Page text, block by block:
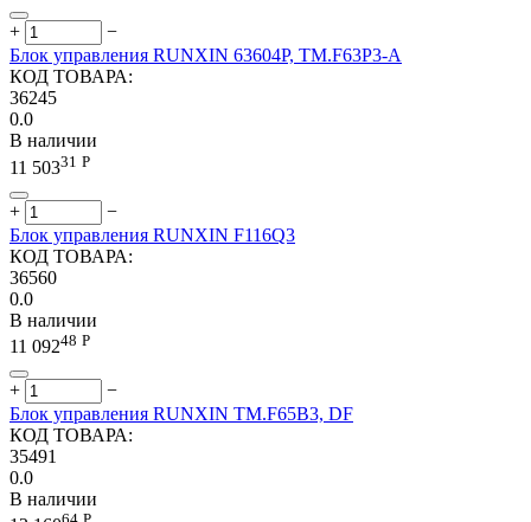
+
−
Блок управления RUNXIN 63604P, TM.F63P3-A
КОД ТОВАРА:
36245
0.0
В наличии
11 50331 Р
+
−
Блок управления RUNXIN F116Q3
КОД ТОВАРА:
36560
0.0
В наличии
11 09248 Р
+
−
Блок управления RUNXIN TM.F65B3, DF
КОД ТОВАРА:
35491
0.0
В наличии